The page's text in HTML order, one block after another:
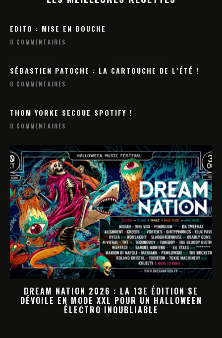
EDITO : MISE EN BOUCHE
0 COMMENTAIRES
SÉBASTIEN PATOCHE : LA CARTOUCHE DE L’ÉTÉ !
0 COMMENTAIRES
THOM YORKE SECOUE SPOTIFY !
0 COMMENTAIRES
DREAM NATION 2026 : LA PROGRAMMATION
HALLOWEEN PREND FORME